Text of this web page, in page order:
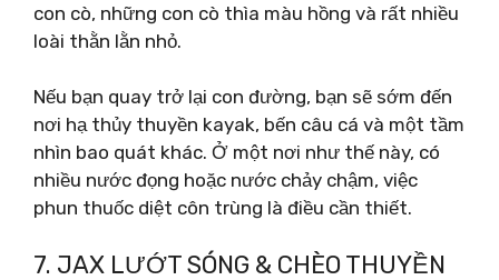
con cò, những con cò thìa màu hồng và rất nhiều
loài thằn lằn nhỏ.
Nếu bạn quay trở lại con đường, bạn sẽ sớm đến
nơi hạ thủy thuyền kayak, bến câu cá và một tầm
nhìn bao quát khác. Ở một nơi như thế này, có
nhiều nước đọng hoặc nước chảy chậm, việc
phun thuốc diệt côn trùng là điều cần thiết.
7. JAX LƯỚT SÓNG & CHÈO THUYỀN